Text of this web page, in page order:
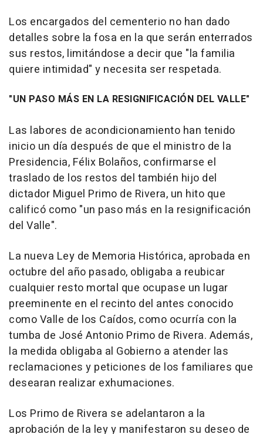
Los encargados del cementerio no han dado
detalles sobre la fosa en la que serán enterrados
sus restos, limitándose a decir que "la familia
quiere intimidad" y necesita ser respetada.
"UN PASO MÁS EN LA RESIGNIFICACIÓN DEL VALLE"
Las labores de acondicionamiento han tenido
inicio un día después de que el ministro de la
Presidencia, Félix Bolaños, confirmarse el
traslado de los restos del también hijo del
dictador Miguel Primo de Rivera, un hito que
calificó como "un paso más en la resignificación
del Valle".
La nueva Ley de Memoria Histórica, aprobada en
octubre del año pasado, obligaba a reubicar
cualquier resto mortal que ocupase un lugar
preeminente en el recinto del antes conocido
como Valle de los Caídos, como ocurría con la
tumba de José Antonio Primo de Rivera. Además,
la medida obligaba al Gobierno a atender las
reclamaciones y peticiones de los familiares que
desearan realizar exhumaciones.
Los Primo de Rivera se adelantaron a la
aprobación de la ley y manifestaron su deseo de